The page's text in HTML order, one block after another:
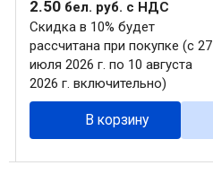
2.50 бел. руб. с НДС
Скидка в 10% будет
рассчитана при покупке (с 27
июля 2026 г. по 10 августа
2026 г. включительно)
В корзину